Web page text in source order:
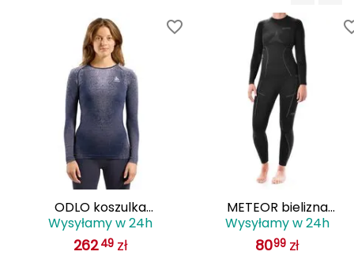
ODLO koszulka
termoaktywna damska z
długim rękawem
Wysyłamy w 24h
26249 zł
METEOR bielizna
termowaktywna
komplet czarny
Wysyłamy w 24h
8099 zł